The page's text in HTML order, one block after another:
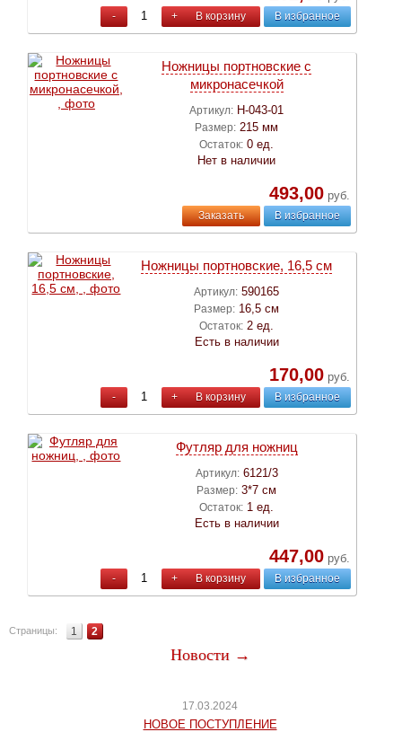
- + В корзину В избранное
Ножницы портновские с
микронасечкой
Артикул: Н-043-01
Размер: 215 мм
Остаток: 0 ед.
Нет в наличии
493,00руб.
Заказать В избранное
Ножницы портновские, 16,5 см
Артикул: 590165
Размер: 16,5 см
Остаток: 2 ед.
Есть в наличии
170,00руб.
- + В корзину В избранное
Футляр для ножниц
Артикул: 6121/3
Размер: 3*7 см
Остаток: 1 ед.
Есть в наличии
447,00руб.
- + В корзину В избранное
Страницы: 1 2
Новости →
17.03.2024
НОВОЕ ПОСТУПЛЕНИЕ